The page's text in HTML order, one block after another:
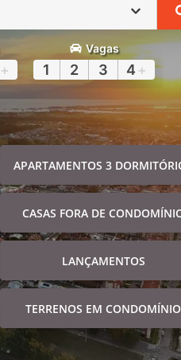
+
Vagas
1 2 3 4 +
APARTAMENTOS 3
CASAS FORA DE
LANÇAMENTOS
TERRENOS EM CONDOMÍNIO